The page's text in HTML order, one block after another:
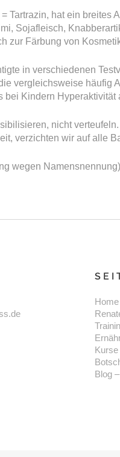
Tartrazin, hat ein breites
Sojafleisch,
zur Färbung von
in verschiedenen
vergleichsweise häufig
bei Kindern Hyperaktivität
nicht
verzichten wir auf alle
wegen Namensnennung)
Home
Kurse
Blog